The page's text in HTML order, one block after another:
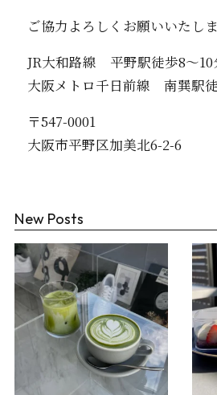
ご協力よろしくお願いいたしま
JR大和路線 平野駅徒歩8〜10
大阪メトロ千日前線 南巽駅
〒547-0001
大阪市平野区加美北6-2-6
New Posts